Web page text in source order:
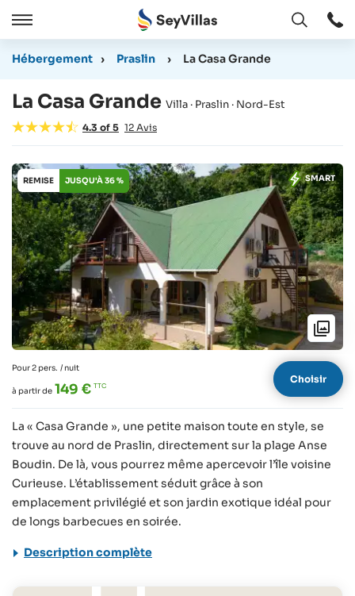
Cermer
Ouvert
Hébergement › Praslin › La Casa Grande
La Casa Grande Villa · Praslin · Nord-Est
4.3 of 5 12 Avis
SMART
REMISE JUSQU'À 36 %
Pour 2 pers. / nuit
à partir de 149 €
Choisir
La « Casa Grande », une petite maison toute en style, se
trouve au nord de Praslin, directement sur la plage Anse
Boudin. De là, vous pourrez même apercevoir l’île voisine
Curieuse. L’établissement séduit grâce à son
emplacement privilégié et son jardin exotique idéal pour
de longs barbecues en soirée.
Description complète